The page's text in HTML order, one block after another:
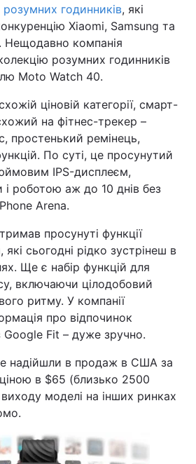
розумних годинників, які
Xiaomi, Samsung та
Нещодавно компанія
розумних годинників
Moto Watch 40.
ціновій категорії, смарт-
на фітнес-трекер –
простенький ремінець,
По суті, це просунутий
IPS-дисплеєм,
і роботою аж до 10 днів без
Phone Arena.
просунуті функції
сьогодні рідко зустрінеш в
Ще є набір функцій для
включаючи цілодобовий
ритму. У компанії
про відпочинок
Google Fit – дуже зручно.
надійшли в продаж в США за
в $65 (близько 2500
моделі на інших ринках